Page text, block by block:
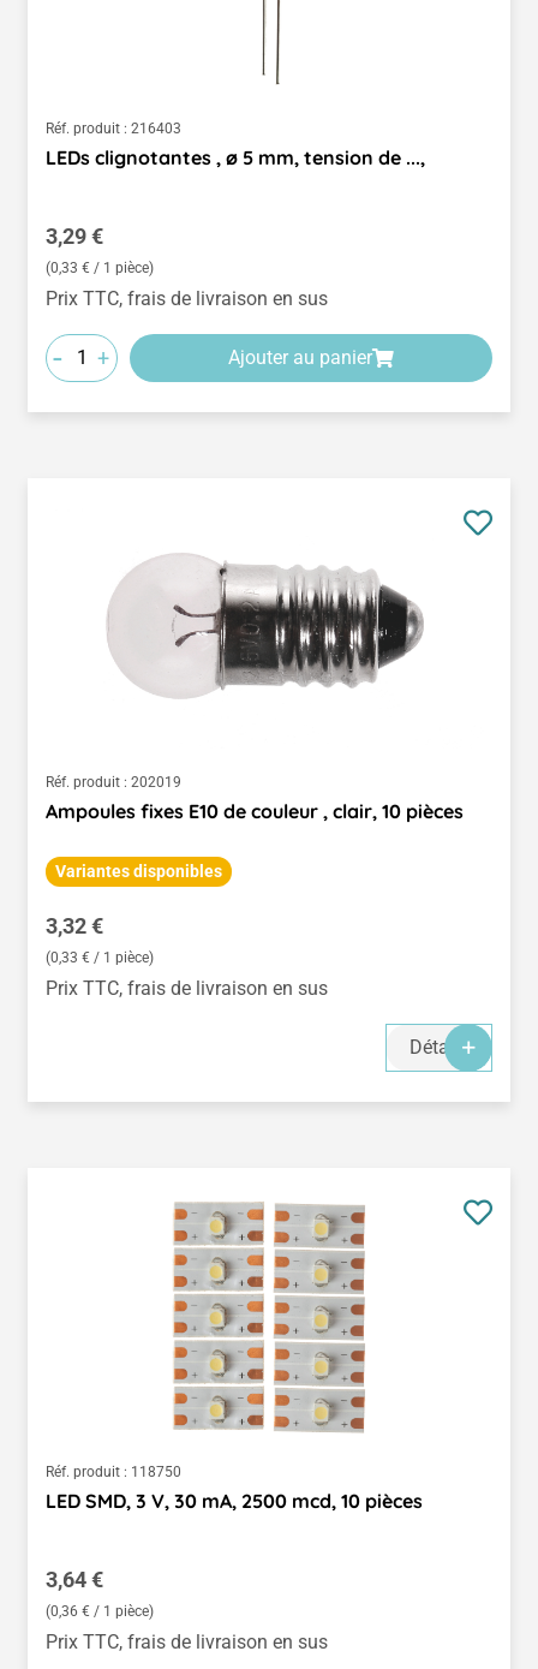
Réf. produit : 216403
LEDs clignotantes , ø 5 mm, tension de ...,
Prix régulier :
3,29 €
(0,33 € / 1 pièce)
Prix TTC, frais de livraison en sus
- + Ajouter au panier
Réf. produit : 202019
Ampoules fixes E10 de couleur , clair, 10 pièces
Variantes disponibles
Prix régulier :
3,32 €
(0,33 € / 1 pièce)
Prix TTC, frais de livraison en sus
Détails
Réf. produit : 118750
LED SMD, 3 V, 30 mA, 2500 mcd, 10 pièces
Prix régulier :
3,64 €
(0,36 € / 1 pièce)
Prix TTC, frais de livraison en sus